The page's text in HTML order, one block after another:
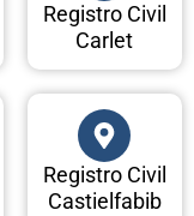
Registro Civil
Carlet
Registro Civil
Castielfabib